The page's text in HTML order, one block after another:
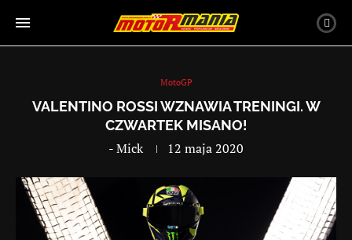
MotoGP
VALENTINO ROSSI WZNAWIA TRENINGI. W
CZWARTEK MISANO!
-Mick 12 maja 2020